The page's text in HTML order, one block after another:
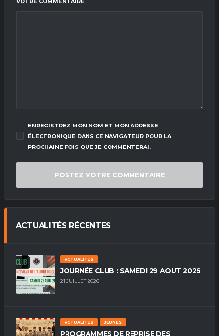
VOTRE COMMENTAIRE
ENREGISTREZ MON NOM ET MON ADRESSE
ÉLECTRONIQUE DANS CE NAVIGATEUR POUR LA
PROCHAINE FOIS QUE JE COMMENTERAI.
ACTUALITÉS RÉCENTES
ACTUALITÉS
JOURNÉE CLUB : SAMEDI 29 AOUT 2026
21 JUILLET 2026
ACTUALITÉS JEUNES
PROGRAMMES DE REPRISE DES